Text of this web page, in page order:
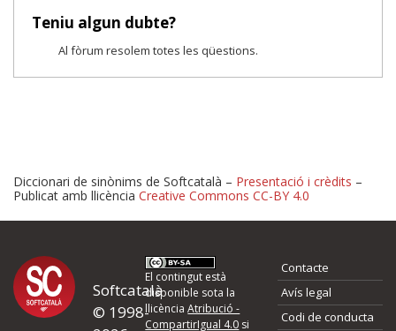
Teniu algun dubte?
Al fòrum resolem totes les qüestions.
Proposeu-nos millores o
d'errors
Si heu trobat un error o voleu proposar alguna millora, ompliu els
Diccionari de sinònims de Softcatalà – Presentació i crèdits –
Publicat amb llicència Creative Commons CC-BY 4.0
Softcatalà
© 1998-
El contingut està
disponible sota la
llicènciaAtribució -
CompartirIgual 4.0 si
Contacte
Avís legal
Codi de conducta